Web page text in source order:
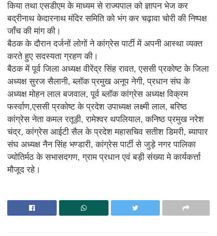
किया तथा एसडीएम के माध्यम से राज्यपाल को ज्ञापन भेज कर
बद्रीनाथ केदारनाथ मंदिर समिति को भंग कर चढ़ावा चोरी की निष्पक्ष
जाँच की मांग की।
बैठक के दौरान दर्जनों लोगों ने कांग्रेस पार्टी में अपनी आस्था व्यक्त
करते हुए सदस्यता ग्रहण की।
बैठक में पूर्व जिला अध्यक्ष वीरेंद्र सिंह रावत, एससी प्रकोष्ट के जिला
अध्यक्ष सुरज सैलानी, ब्लॉक प्रमुख अनूप नेगी, प्रधान संघ के
अध्यक्ष मोहन लाल बजवाल, पूर्व ब्लॉक कांग्रेस अध्यक्ष विक्रम
फर्स्वाण,एससी प्रकोष्ट के प्रदेश उपाध्यक्ष लक्ष्मी लाल, बरिष्ठ
कांग्रेस नेता कमल रतूड़ी, रामेश्वर थपलियाल, कनिष्ठ प्रमुख नरेश
चंद्र, कांग्रेस आईटी सैल के प्रदेश महासचिव सतीश डिमरी, ब्यापार
संघ अध्यक्ष नैन सिंह भण्डारी, कांग्रेस पार्टी से जुड़े नगर पालिका
ज्योतिर्मठ के सभासदगण, ग्राम प्रधान एवं बड़ी संख्या मे कार्यकर्त्ता
मौजूद रहे।